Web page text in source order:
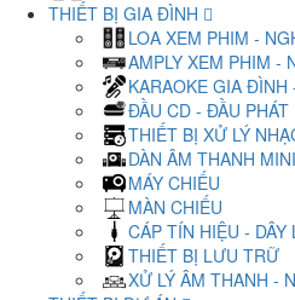
THIẾT BỊ GIA ĐÌNH
LOA XEM PHIM -
AMPLY XEM PHIM -
KARAOKE GIA ĐÌNH
ĐẦU CD - ĐẦU PHÁT
THIẾT BỊ XỬ LÝ
DÀN ÂM THANH
MÁY CHIẾU
MÀN CHIẾU
CÁP TÍN HIỆU - DÂY
THIẾT BỊ LƯU TRỮ
XỬ LÝ ÂM THANH -